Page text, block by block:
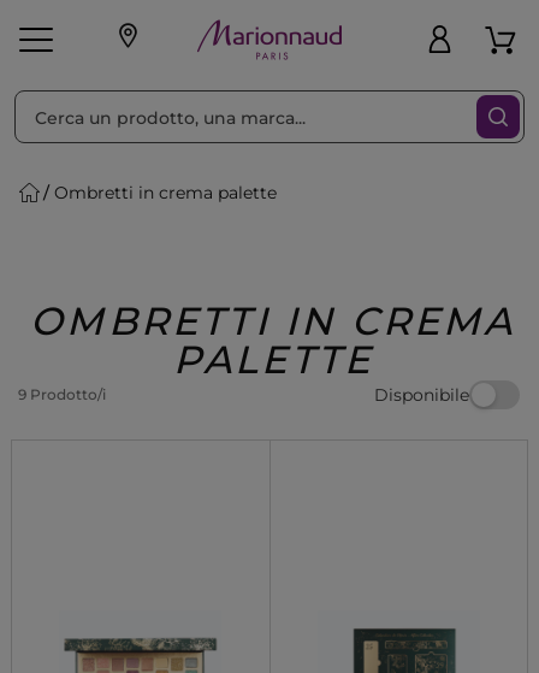
Make-up Profumi
Regalo
Ombretti in crema palette
OMBRETTI IN CREMA
PALETTE
9 Prodotto/i Disponibile
Ordina per Filtra